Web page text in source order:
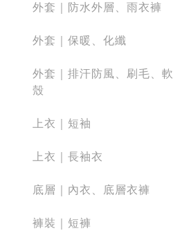
外套｜防水外層、雨衣褲
外套｜保暖、化纖
外套｜排汗防風、刷毛、軟
殼
上衣｜短袖
上衣｜長袖衣
底層｜內衣、底層衣褲
褲裝｜短褲